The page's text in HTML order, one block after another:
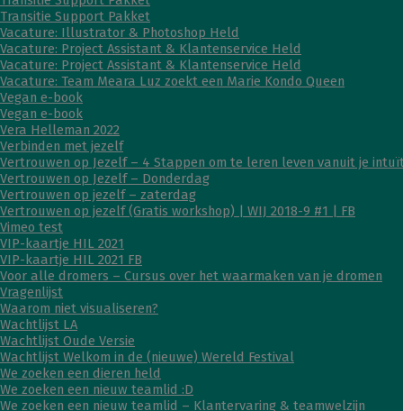
Transitie Support Pakket
Vacature: Illustrator & Photoshop Held
Vacature: Project Assistant & Klantenservice Held
Vacature: Project Assistant & Klantenservice Held
Vacature: Team Meara Luz zoekt een Marie Kondo Queen
Vegan e-book
Vegan e-book
Vera Helleman 2022
Verbinden met jezelf
Vertrouwen op Jezelf – 4 Stappen om te leren leven vanuit je
Vertrouwen op Jezelf – Donderdag
Vertrouwen op jezelf – zaterdag
Vertrouwen op jezelf (Gratis workshop) | WIJ 2018-9 #1 | FB
Vimeo test
VIP-kaartje HIL 2021
VIP-kaartje HIL 2021 FB
Voor alle dromers – Cursus over het waarmaken van je dromen
Vragenlijst
Waarom niet visualiseren?
Wachtlijst LA
Wachtlijst Oude Versie
Wachtlijst Welkom in de (nieuwe) Wereld Festival
We zoeken een dieren held
We zoeken een nieuw teamlid :D
We zoeken een nieuw teamlid – Klantervaring & teamwelzijn